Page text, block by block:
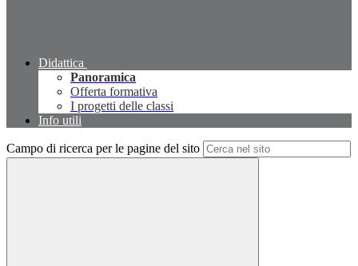
Didattica
Panoramica
Offerta formativa
I progetti delle classi
Info utili
Campo di ricerca per le pagine del sito